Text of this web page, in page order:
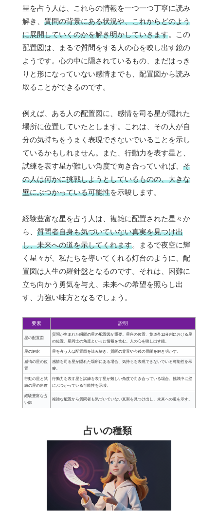
星を占う人は、これらの情報を一つ一つ丁寧に読み
解き、 質問の背景にある状況や、これからどのよう
に展開していくのかを解き明かしていきます。この
配置図は、まるで質問をする人の心を映し出す鏡の
ようです。心の中に隠されているもの、まだはっき
りと形になっていない感情までも、配置図から読み
取ることができるのです。
例えば、ある人の配置図に、感情を司る星が隠れた
場所に位置していたとします。これは、その人が自
分の気持ちをうまく表現できないでいることを示し
ているかもしれません。また、行動力を表す星と、
試練を表す星が難しい角度で向き合っていれば、 そ
の人は何かに挑戦しようとしているものの、大きな
壁にぶつかっている可能性を示唆します。
経験豊富な星を占う人は、複雑に配置された星々か
ら、 質問者自身も気づいていない真実を見つけ出
し、未来への道を示してくれます。まるで夜空に輝
く星々が、私たちを導いてくれる灯台のように、配
置図は人生の羅針盤となるのです。それは、困難に
立ち向かう勇気を与え、未来への希望を照らし出
す、力強い味方となるでしょう。
要素 説明
星の配置図
質問が生まれた瞬間の星の配置図が重要。星座の位置、黄道帯12分割における星
の位置、星同士の角度といった情報を含む。人の心を映し出す鏡。
星の解釈 星を占う人は配置図を読み解き、質問の背景や今後の展開を解き明かす。
感情の星の位
置
感情を司る星が隠れた場所にある場合、気持ちを表現できないでいる可能性を示
唆。
行動の星と試
練の星の角度
行動力を表す星と試練を表す星が難しい角度で向き合っている場合、挑戦中に壁
にぶつかっている可能性を示唆。
経験豊富な占
い師
複雑な配置から質問者も気づいていない真実を見つけ出し、未来への道を示す。
占いの種類